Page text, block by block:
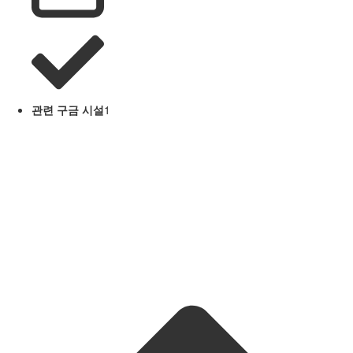
관련 구금 시설1